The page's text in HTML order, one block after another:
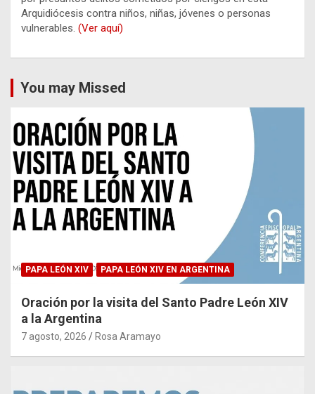
Arquidiócesis contra niños, niñas, jóvenes o personas
vulnerables. (Ver aquí)
You may Missed
PAPA LEÓN XIV PAPA LEÓN XIV EN ARGENTINA
Oración por la visita del Santo Padre León XIV
a la Argentina
7 agosto, 2026 Rosa Aramayo